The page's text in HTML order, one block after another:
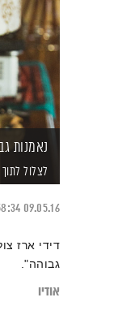
נאמנות
לצלול
09.05.16
דידי ארז
גבוהה".
אודיו